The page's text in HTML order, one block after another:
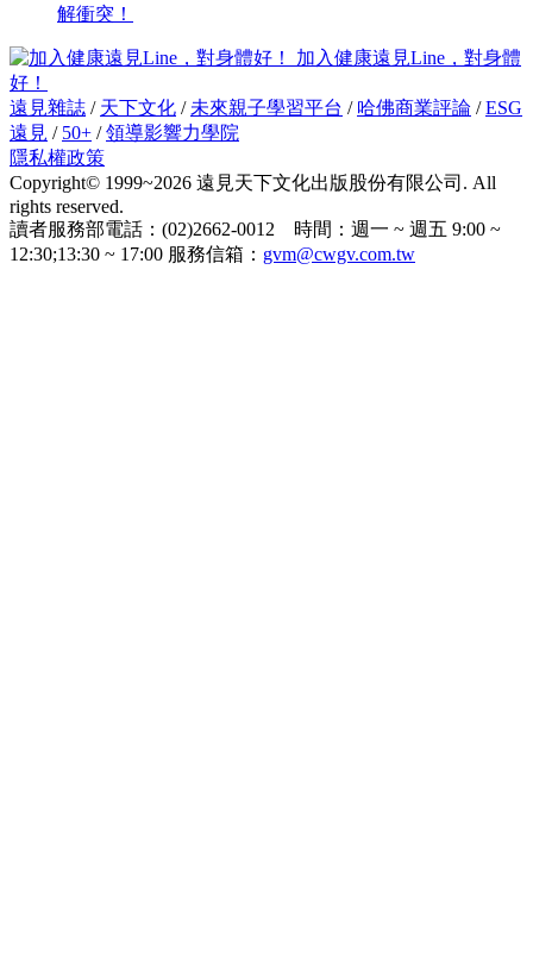
解衝突！
加入健康遠見Line，對身體
好！
遠見雜誌 / 天下文化 / 未來親子學習平台 / 哈佛商業評論 /ESG
遠見 / 50+ /領導影響力學院
隱私權政策
Copyright© 1999~2026 遠見天下文化出版股份有限公司. All
rights reserved.
讀者服務部電話：(02)2662-0012 時間：週一 ~ 週五 9:00 ~
12:30;13:30 ~ 17:00 服務信箱： gvm@cwgv.com.tw